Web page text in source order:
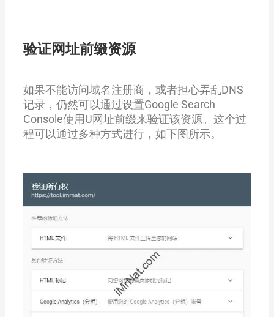
验证网址前缀资源
如果不能访问域名注册商，或者担心弄乱DNS
记录，仍然可以通过设置Google Search
Console使用U网址前缀来验证该资源。这个过
程可以通过多种方式进行，如下图所示。